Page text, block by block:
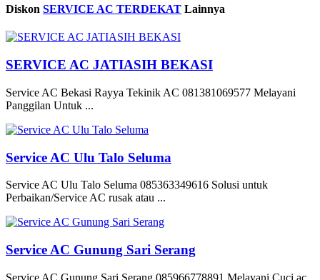
Diskon SERVICE AC TERDEKAT Lainnya
SERVICE AC JATIASIH BEKASI
Service AC Bekasi Rayya Tekinik AC 081381069577 Melayani
Panggilan Untuk ...
Service AC Ulu Talo Seluma
Service AC Ulu Talo Seluma 085363349616 Solusi untuk
Perbaikan/Service AC rusak atau ...
Service AC Gunung Sari Serang
Service AC Gunung Sari Serang 085966778891 Melayani Cuci ac